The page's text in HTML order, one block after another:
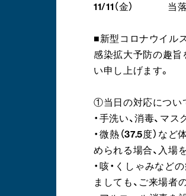
11/11（金） 当落
■新型コロナウイル
感染拡大予防の趣旨
い申し上げます。
①当日の対応につい
・手洗い、消毒、マ
・微熱（37.5度）な
められる場合、入場
・咳・くしゃみなど
ましても、ご来場者